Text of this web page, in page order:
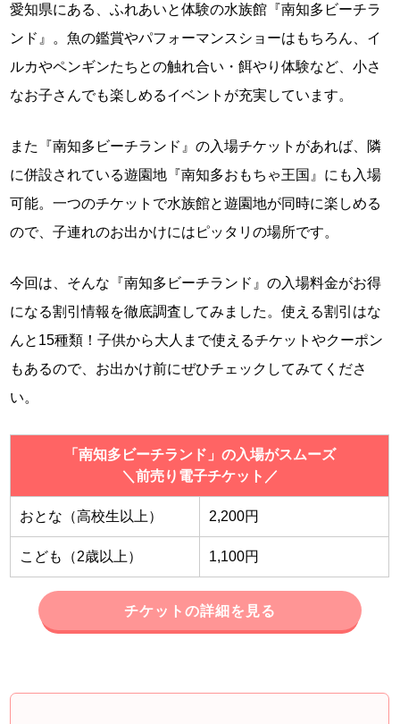
愛知県にある、ふれあいと体験の水族館『南知多ビーチラ
ンド』。魚の鑑賞やパフォーマンスショーはもちろん、イ
ルカやペンギンたちとの触れ合い・餌やり体験など、小さ
なお子さんでも楽しめるイベントが充実しています。
また『南知多ビーチランド』の入場チケットがあれば、隣
に併設されている遊園地『南知多おもちゃ王国』にも入場
可能。一つのチケットで水族館と遊園地が同時に楽しめる
ので、子連れのお出かけにはピッタリの場所です。
今回は、そんな『南知多ビーチランド』の入場料金がお得
になる割引情報を徹底調査してみました。使える割引はな
んと15種類！子供から大人まで使えるチケットやクーポン
もあるので、お出かけ前にぜひチェックしてみてくださ
い。
「南知多ビーチランド」の入場がスムーズ
＼前売り電子チケット／
おとな（高校生以上） 2,200円
こども（2歳以上） 1,100円
チケットの詳細を見る